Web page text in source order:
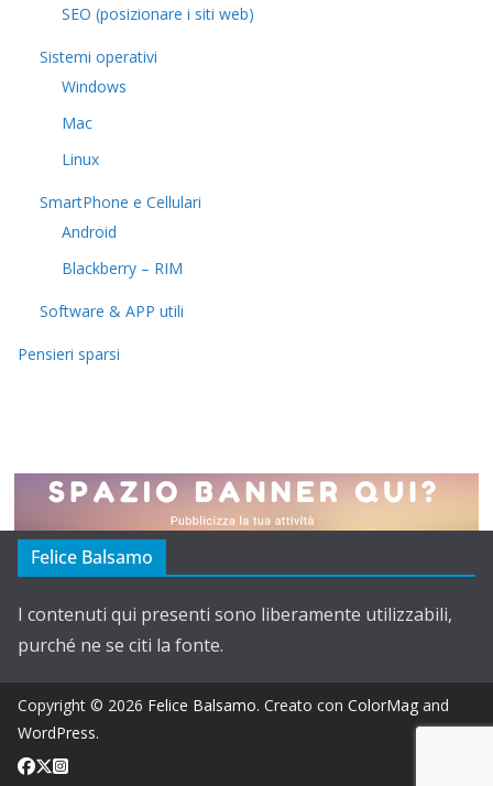
SEO (posizionare i siti web)
Sistemi operativi
Windows
Mac
Linux
SmartPhone e Cellulari
Android
Blackberry – RIM
Software & APP utili
Pensieri sparsi
Felice Balsamo
I contenuti qui presenti sono liberamente utilizzabili,
purché ne se citi la fonte.
Copyright © 2026 Felice Balsamo. Creato con ColorMag and
WordPress.